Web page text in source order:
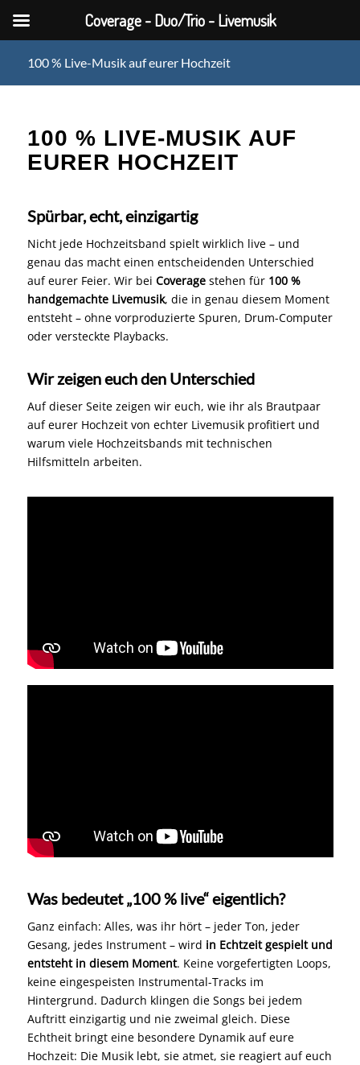
100 % Live-Musik auf eurer Hochzeit
100 % LIVE-MUSIK AUF
EURER HOCHZEIT
Spürbar, echt, einzigartig
Nicht jede Hochzeitsband spielt wirklich live – und
genau das macht einen entscheidenden Unterschied
auf eurer Feier. Wir bei Coveragestehen für 100 %
handgemachte Livemusik, die in genau diesem Moment
entsteht – ohne vorproduzierte Spuren, Drum-Computer
oder versteckte Playbacks.
Wir zeigen euch den Unterschied
Auf dieser Seite zeigen wir euch, wie ihr als Brautpaar
auf eurer Hochzeit von echter Livemusik profitiert und
warum viele Hochzeitsbands mit technischen
Hilfsmitteln arbeiten.
Was bedeutet „100 % live“ eigentlich?
Ganz einfach: Alles, was ihr hört – jeder Ton, jeder
Gesang, jedes Instrument – wird in Echtzeit gespielt und
entsteht in diesem Moment. Keine vorgefertigten Loops,
keine eingespeisten Instrumental-Tracks im
Hintergrund. Dadurch klingen die Songs bei jedem
Auftritt einzigartig und nie zweimal gleich. Diese
Echtheit bringt eine besondere Dynamik auf eure
Hochzeit: Die Musik lebt, sie atmet, sie reagiert auf euch
Coverage - Duo/Trio - Livemusik